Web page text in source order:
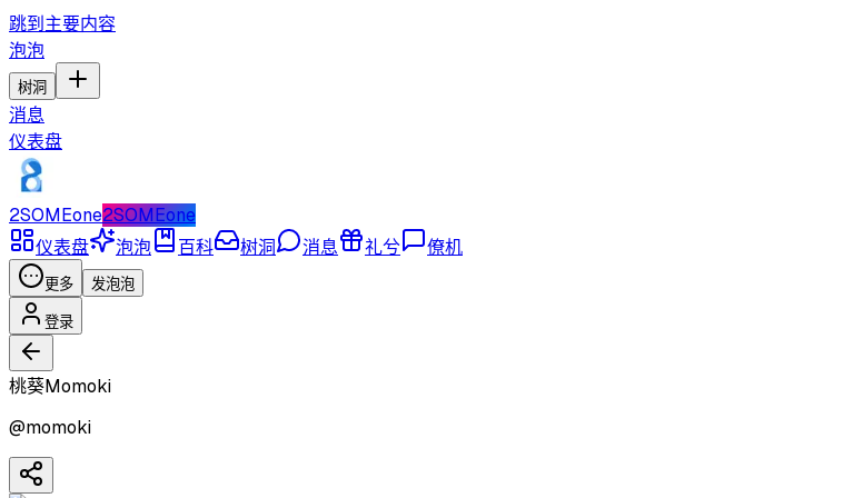
跳到主要内容
泡泡
树洞
消息
仪表盘
2SOMEone2SOMEone
仪表盘
泡泡 百科 树洞 消息 礼兮 僚机
更多 发泡泡
登录
桃葵Momoki
@momoki